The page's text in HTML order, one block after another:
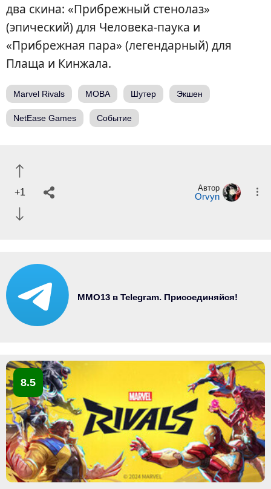
два скина: «Прибрежный стенолаз»
(эпический) для Человека-паука и
«Прибрежная пара» (легендарный) для
Плаща и Кинжала.
Marvel Rivals MOBA Шутер Экшен
NetEase Games Событие
+1 Автор
Orvyn
MMO13 в Telegram. Присоединяйся!
8.5